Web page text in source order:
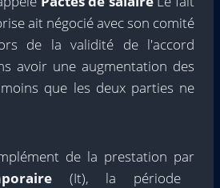
ait négocié avec son comité
de la validité de l'accord
avoir une augmentation des
que les deux parties ne
de la prestation par
(It), la période